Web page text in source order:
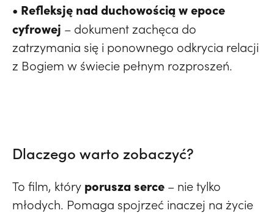
• Refleksję nad duchowością w epoce
cyfrowej – dokument zachęca do
zatrzymania się i ponownego odkrycia relacji
z Bogiem w świecie pełnym rozproszeń.
Dlaczego warto zobaczyć?
To film, który porusza serce – nie tylko
młodych. Pomaga spojrzeć inaczej na życie